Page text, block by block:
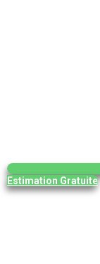
Estimation Gratuite